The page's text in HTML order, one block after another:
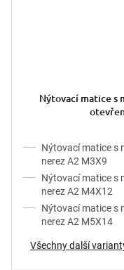
Nýtovací matice s
Nýtovací matice s
nerez A2 M3X9
Nýtovací matice s
nerez A2 M4X12
Nýtovací matice s
nerez A2 M5X14
Všechny další